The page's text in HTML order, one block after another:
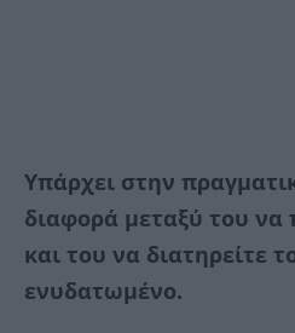
Υπάρχει στην
διαφορά μεταξύ του να
και του να διατηρείτε
ενυδατωμένο.